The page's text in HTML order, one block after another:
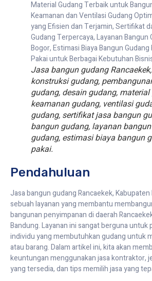
Jasa bangun gudang
konstruksi gudang,
gudang, desain gudang,
keamanan gudang, ventilasi
gudang, sertifikat jasa bangun
bangun gudang, layanan
gudang, estimasi biaya bangun
pakai.
Pendahuluan
Jasa bangun gudang Rancaekek,
sebuah layanan yang membantu
bangunan penyimpanan di daerah
Bandung. Layanan ini sangat berguna untuk
individu yang membutuhkan gudang untuk
atau barang. Dalam artikel ini, kita akan
keuntungan menggunakan jasa kontraktor,
yang tersedia, dan tips memilih jasa yang